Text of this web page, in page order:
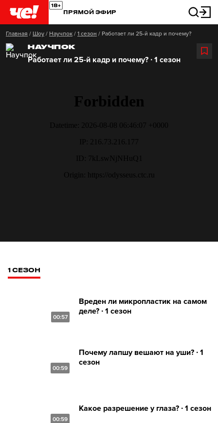
ПРЯМОЙ ЭФИР
Главная / Шоу / Научпок / 1 сезон / Работает ли 25-й кадр и почему?
НАУЧПОК
Работает ли 25-й кадр и почему? ∙ 1 сезон
1 СЕЗОН
00:57
Вреден ли микропластик на самом
деле? ∙ 1 сезон
00:59
Почему лапшу вешают на уши? ∙ 1
сезон
00:59
Какое разрешение у глаза? ∙ 1 сезон